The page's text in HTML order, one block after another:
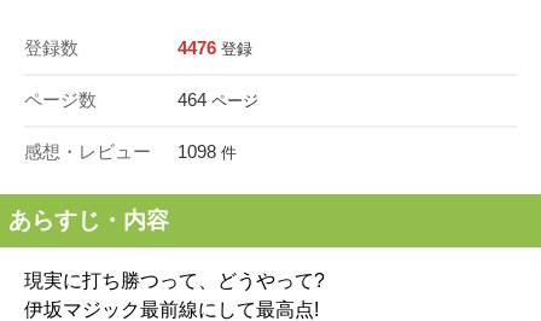
登録数 4476 登録
ページ数 464 ページ
感想・レビュー 1098 件
あらすじ・内容
現実に打ち勝つって、どうやって?
伊坂マジック最前線にして最高点!